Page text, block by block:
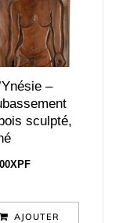
–
sculpté,
XPF
AJOUTER